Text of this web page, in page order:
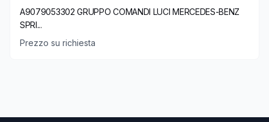
A9079053302 GRUPPO COMANDI LUCI MERCEDES-BENZ
SPRI...
Prezzo su richiesta